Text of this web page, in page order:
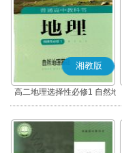
湘教版
高二地理选择性必修1 自然地
理基础